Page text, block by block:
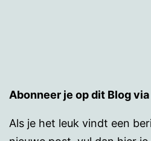
Abonneer je op dit Blog via
Als je het leuk vindt een